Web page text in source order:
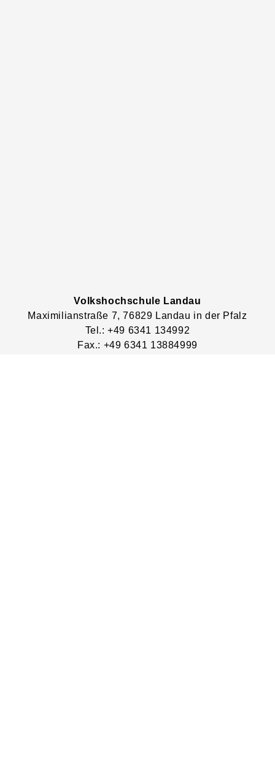
Volkshochschule Landau
Maximilianstraße 7, 76829 Landau in der Pfalz
Tel.: +49 6341 134992
Fax.: +49 6341 13884999